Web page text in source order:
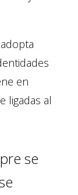
en
ligadas al
se